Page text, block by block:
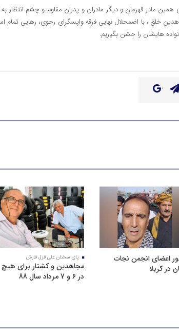
مادر قهرمان و دیگر مادران و پدران مقاوم و چشم انتظار به
خلق ، با اضمحلال نهایی فرقه واپسگرای رجوی، رهایی تمام
هایشان را جشن بگیریم.
اعضای انجمن نجات
در کربلا
پای سخنان علی قزل قارش
مجاهدین و کشتار برای هیچ
در 6 و 7 مرداد سال 88